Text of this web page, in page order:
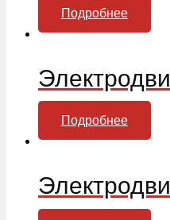
Подробнее
Подробнее